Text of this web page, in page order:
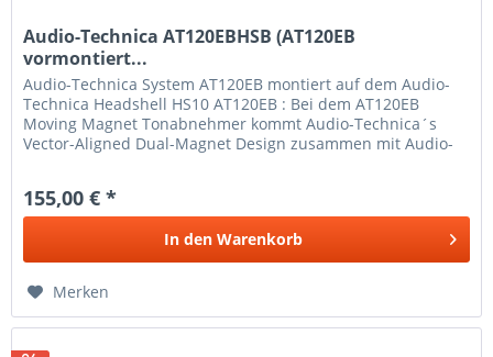
Audio-Technica AT120EBHSB (AT120EB
vormontiert...
Audio-Technica System AT120EB montiert auf dem Audio-
Technica Headshell HS10 AT120EB : Bei dem AT120EB
Moving Magnet Tonabnehmer kommt Audio-Technica´s
Vector-Aligned Dual-Magnet Design zusammen mit Audio-
155,00 € *
In den Warenkorb
Merken